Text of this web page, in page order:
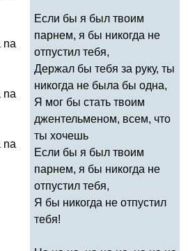
na
na
na
Если бы я был твоим
парнем, я бы никогда не
отпустил тебя,
Держал бы тебя за руку, ты
никогда не была бы одна,
Я мог бы стать твоим
джентельменом, всем, что
ты хочешь
Если бы я был твоим
парнем, я бы никогда не
отпустил тебя,
Я бы никогда не отпустил
тебя!